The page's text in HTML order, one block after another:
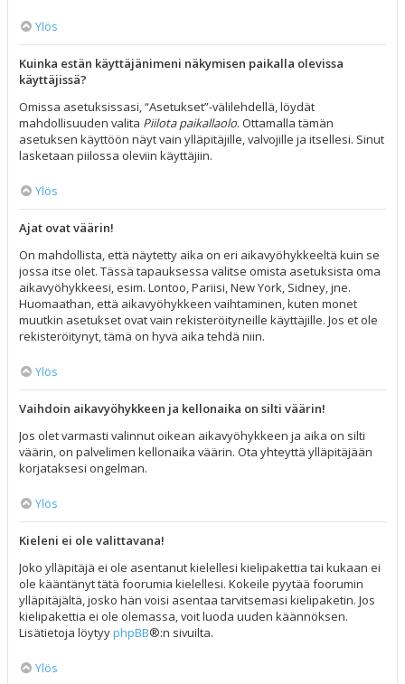
Ylös
Kuinka estän käyttäjänimeni näkymisen paikalla olevissa
käyttäjissä?
Omissa asetuksissasi, “Asetukset”-välilehdellä, löydät
mahdollisuuden valita Piilota paikallaolo. Ottamalla tämän
asetuksen käyttöön näyt vain ylläpitäjille, valvojille ja itsellesi. Sinut
lasketaan piilossa oleviin käyttäjiin.
Ylös
Ajat ovat väärin!
On mahdollista, että näytetty aika on eri aikavyöhykkeeltä kuin se
jossa itse olet. Tässä tapauksessa valitse omista asetuksista oma
aikavyöhykkeesi, esim. Lontoo, Pariisi, New York, Sidney, jne.
Huomaathan, että aikavyöhykkeen vaihtaminen, kuten monet
muutkin asetukset ovat vain rekisteröityneille käyttäjille. Jos et ole
rekisteröitynyt, tämä on hyvä aika tehdä niin.
Ylös
Vaihdoin aikavyöhykkeen ja kellonaika on silti väärin!
Jos olet varmasti valinnut oikean aikavyöhykkeen ja aika on silti
väärin, on palvelimen kellonaika väärin. Ota yhteyttä ylläpitäjään
korjataksesi ongelman.
Ylös
Kieleni ei ole valittavana!
Joko ylläpitäjä ei ole asentanut kielellesi kielipakettia tai kukaan ei
ole kääntänyt tätä foorumia kielellesi. Kokeile pyytää foorumin
ylläpitäjältä, josko hän voisi asentaa tarvitsemasi kielipaketin. Jos
kielipakettia ei ole olemassa, voit luoda uuden käännöksen.
Lisätietoja löytyyphpBB®:n sivuilta.
Ylös